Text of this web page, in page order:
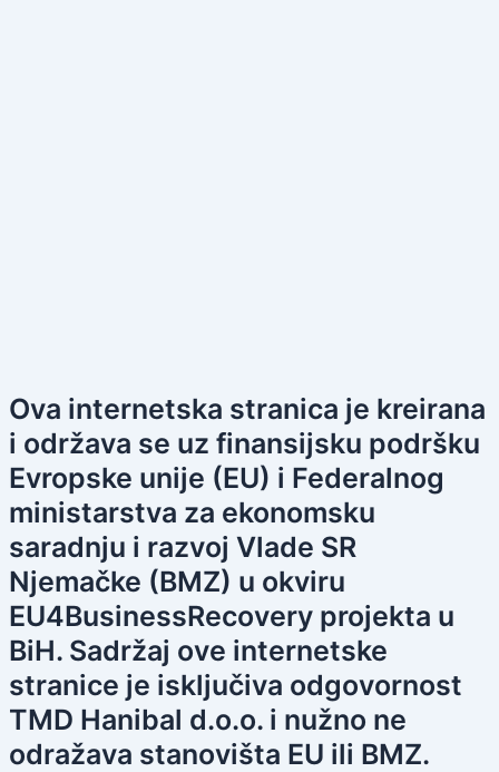
Ova internetska stranica je kreirana
i održava se uz finansijsku podršku
Evropske unije (EU) i Federalnog
ministarstva za ekonomsku
saradnju i razvoj Vlade SR
Njemačke (BMZ) u okviru
EU4BusinessRecovery projekta u
BiH. Sadržaj ove internetske
stranice je isključiva odgovornost
TMD Hanibal d.o.o. i nužno ne
odražava stanovišta EU ili BMZ.